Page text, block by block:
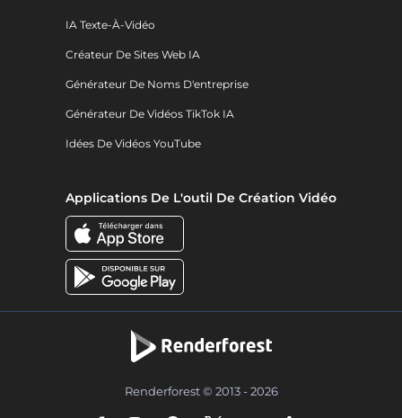
IA Texte-À-Vidéo
Créateur De Sites Web IA
Générateur De Noms D'entreprise
Générateur De Vidéos TikTok IA
Idées De Vidéos YouTube
Applications De L'outil De Création Vidéo
Renderforest © 2013 - 2026